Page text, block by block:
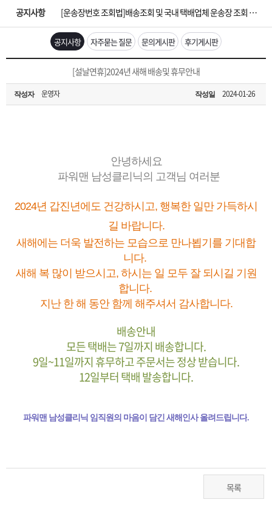
맨
품
은
노
객
마
이
지
조
회
공지사항 [운송장번호 조회법]배송조회 및 국내 택배업체 운송장 조회 하는법
[ios앱 오픈]아이폰 고객 앱설치 가능합니다.
[무인택배함 이용 안내] 집 밖에 주소로 택배 받기
입금확인이 안되는 상황을 대비해 꼭 입금후 고객센터 연락바랍니다.
공지사항 자주묻는 질문 문의게시판 후기게시판
[설날연휴]2024년 새해 배송및 휴무안내
작성자 운영자 작성일 2024-01-26
안녕하세요
파워맨 남성클리닉의 고객님 여러분
2024년 갑진년에도 건강하시고, 행복한 일만 가득하시
길 바랍니다.
새해에는 더욱 발전하는 모습으로 만나뵙기를 기대합
니다.
새해 복 많이 받으시고, 하시는 일 모두 잘 되시길 기원
합니다.
지난 한 해 동안 함께 해주셔서 감사합니다.
배송안내
모든 택배는 7일까지 배송합니다.
9일~11일까지 휴무하고 주문서는 정상 받습니다.
12일부터 택배 발송합니다.
파워맨 남성클리닉 임직원의 마음이 담긴 새해인사 올려드립니다.
목록